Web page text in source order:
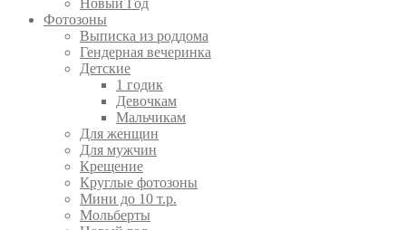
Новый Год
Фотозоны
Выписка из роддома
Гендерная вечеринка
Детские
1 годик
Девочкам
Мальчикам
Для женщин
Для мужчин
Крещение
Круглые фотозоны
Мини до 10 т.р.
Мольберты